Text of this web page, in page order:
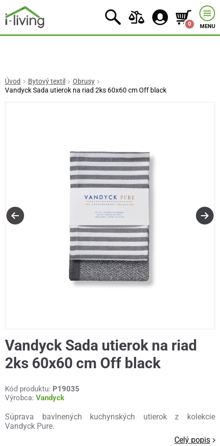
0 MENU
Úvod Bytový textil
Obrusy
Vandyck Sada utierok na riad 2ks 60x60 cm Off black
Vandyck Sada utierok na riad
2ks 60x60 cm Off black
Kód produktu: P19035
Výrobca: Vandyck
Súprava bavlnených kuchynských utierok z kolekcie
Vandyck Pure.
Celý popis